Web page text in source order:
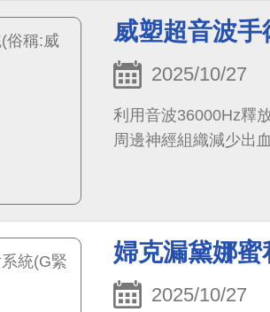
威塑超音波
2025/10/27
利用音波36000Hz釋
周邊神經組織減少出
婦克漏黛娜蜜
2025/10/27